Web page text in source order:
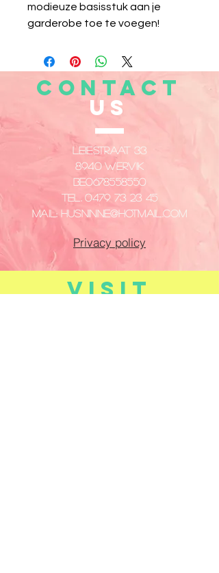
modieuze basisstuk aan je
garderobe toe te voegen!
CONTACT
US
Leiestraat 33
8940 Wervik
​BE0678558550
Tel.0479 73 23 45
Mail: husninne@hotmail.com
Privacy policy
VISIT